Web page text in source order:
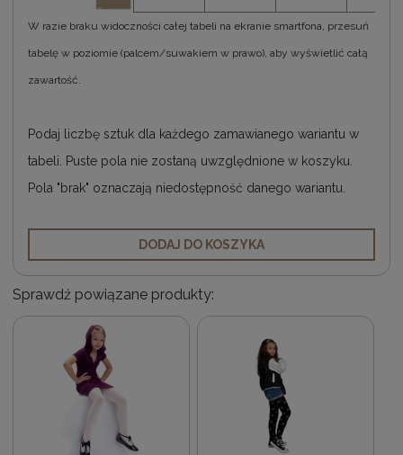
W razie braku widoczności całej tabeli na ekranie smartfona, przesuń
tabelę w poziomie (palcem/suwakiem w prawo), aby wyświetlić całą
zawartość.
Podaj liczbę sztuk dla każdego zamawianego wariantu w
tabeli. Puste pola nie zostaną uwzględnione w koszyku.
Pola "brak" oznaczają niedostępność danego wariantu.
DODAJ DO KOSZYKA
Sprawdź powiązane produkty: